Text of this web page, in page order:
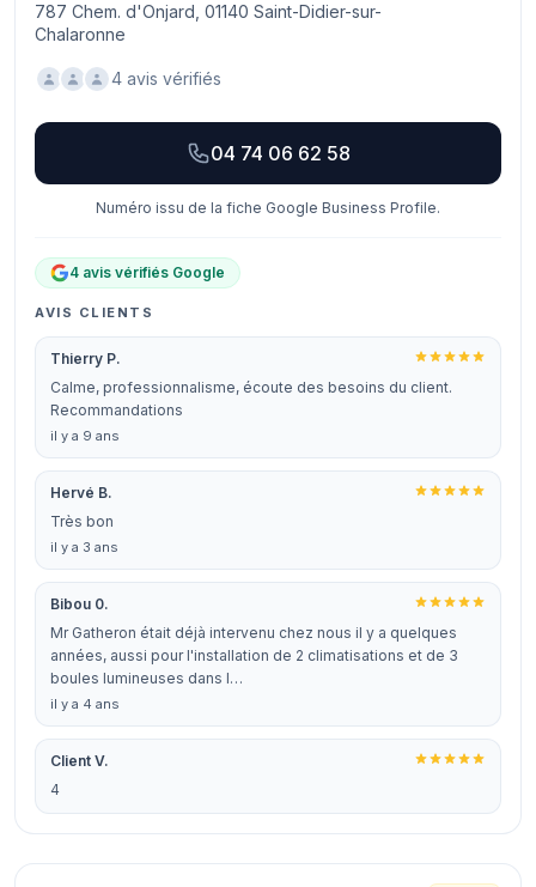
787 Chem. d'Onjard, 01140 Saint-Didier-sur-
Chalaronne
4 avis vérifiés
04 74 06 62 58
Numéro issu de la fiche Google Business Profile.
4 avis vérifiés Google
AVIS CLIENTS
Thierry P.
Calme, professionnalisme, écoute des besoins du client.
Recommandations
il y a 9 ans
Hervé B.
Très bon
il y a 3 ans
Bibou 0.
Mr Gatheron était déjà intervenu chez nous il y a quelques
années, aussi pour l'installation de 2 climatisations et de 3
boules lumineuses dans l…
il y a 4 ans
Client V.
4